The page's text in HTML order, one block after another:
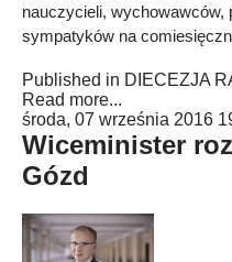
nauczycieli, wychowawców,
sympatyków na
Published in DIECEZJA
Read more...
środa, 07 września 2016
Wiceminister
Gózd